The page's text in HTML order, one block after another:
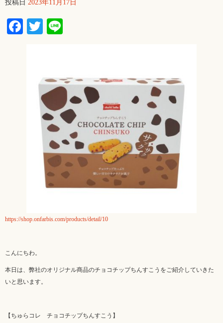
投稿日 2023年11月17日
Facebook
Twitter
https://shop.onfarbis.com/products/detail/10
こんにちわ。
本日は、弊社のオリジナル商品のチョコチップちんすこうをご紹介していきた
いと思います。
【ちゅらコレ チョコチップちんすこう】